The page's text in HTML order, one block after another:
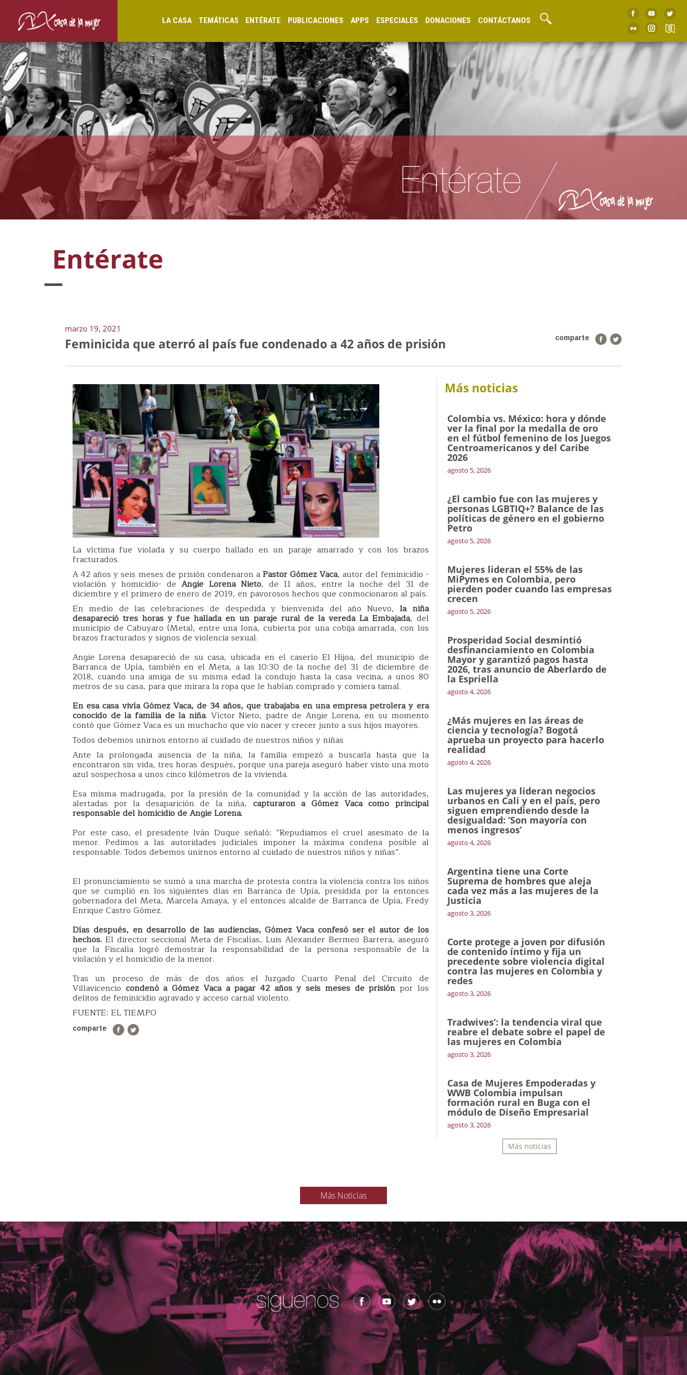
LA CASA TEMÁTICAS ENTÉRATE PUBLICACIONES APPS ESPECIALES DONACIONES CONTÁCTANOS
Entérate
marzo 19, 2021
comparte
Feminicida que aterró al país fue condenado a 42 años de prisión
La víctima fue violada y su cuerpo hallado en un paraje amarrado y con los brazos
fracturados.
A 42 años y seis meses de prisión condenaron aPastor Gómez Vaca, autor del feminicidio -
violación y homicidio- deAngie Lorena Nieto, de 11 años, entre la noche del 31 de
diciembre y el primero de enero de 2019, en pavorosos hechos que conmocionaron al país.
En medio de las celebraciones de despedida y bienvenida del año Nuevo,la niña
desapareció tres horas y fue hallada en un paraje rural de la vereda La Embajada, del
municipio de Cabuyaro (Meta), entre una lona, cubierta por una cobija amarrada, con los
brazos fracturados y signos de violencia sexual.
Angie Lorena desapareció de su casa, ubicada en el caserío El Hijoa, del municipio de
Barranca de Upía, también en el Meta, a las 10:30 de la noche del 31 de diciembre de
2018, cuando una amiga de su misma edad la condujo hasta la casa vecina, a unos 80
metros de su casa, para que mirara la ropa que le habían comprado y comiera tamal.
En esa casa vivía Gómez Vaca, de 34 años, que trabajaba en una empresa petrolera y era
conocido de la familia de la niña. Víctor Nieto, padre de Angie Lorena, en su momento
contó que Gómez Vaca es un muchacho que vio nacer y crecer junto a sus hijos mayores.
Todos debemos unirnos entorno al cuidado de nuestros niños y niñas
Ante la prolongada ausencia de la niña, la familia empezó a buscarla hasta que la
encontraron sin vida, tres horas después, porque una pareja aseguró haber visto una moto
azul sospechosa a unos cinco kilómetros de la vivienda.
Esa misma madrugada, por la presión de la comunidad y la acción de las autoridades,
alertadas por la desaparición de la niña, capturaron a Gómez Vaca como principal
responsable del homicidio de Angie Lorena.
Por este caso, el presidente Iván Duque señaló: “Repudiamos el cruel asesinato de la
menor. Pedimos a las autoridades judiciales imponer la máxima condena posible al
responsable. Todos debemos unirnos entorno al cuidado de nuestros niños y niñas”.
El pronunciamiento se sumó a una marcha de protesta contra la violencia contra los niños
que se cumplió en los siguientes días en Barranca de Upía, presidida por la entonces
gobernadora del Meta, Marcela Amaya, y el entonces alcalde de Barranca de Upía, Fredy
Enrique Castro Gómez.
Días después, en desarrollo de las audiencias, Gómez Vaca confesó ser el autor de los
hechos. El director seccional Meta de Fiscalías, Luis Alexander Bermeo Barrera, aseguró
que la Fiscalía logró demostrar la responsabilidad de la persona responsable de la
violación y el homicidio de la menor.
Tras un proceso de más de dos años el Juzgado Cuarto Penal del Circuito de
Villavicencio condenó a Gómez Vaca a pagar 42 años y seis meses de prisión por los
delitos de feminicidio agravado y acceso carnal violento.
FUENTE: EL TIEMPO
comparte
Más noticias
Colombia vs. México: hora y dónde
ver la final por la medalla de oro
en el fútbol femenino de los Juegos
Centroamericanos y del Caribe
2026
agosto 5, 2026
¿El cambio fue con las mujeres y
personas LGBTIQ+? Balance de las
políticas de género en el gobierno
Petro
agosto 5, 2026
Mujeres lideran el 55% de las
MiPymes en Colombia, pero
pierden poder cuando las empresas
crecen
agosto 5, 2026
Prosperidad Social desmintió
desfinanciamiento en Colombia
Mayor y garantizó pagos hasta
2026, tras anuncio de Aberlardo de
la Espriella
agosto 4, 2026
¿Más mujeres en las áreas de
ciencia y tecnología? Bogotá
aprueba un proyecto para hacerlo
realidad
agosto 4, 2026
Las mujeres ya lideran negocios
urbanos en Cali y en el país, pero
siguen emprendiendo desde la
desigualdad: ‘Son mayoría con
menos ingresos’
agosto 4, 2026
Argentina tiene una Corte
Suprema de hombres que aleja
cada vez más a las mujeres de la
Justicia
agosto 3, 2026
Corte protege a joven por difusión
de contenido íntimo y fija un
precedente sobre violencia digital
contra las mujeres en Colombia y
redes
agosto 3, 2026
Tradwives’: la tendencia viral que
reabre el debate sobre el papel de
las mujeres en Colombia
agosto 3, 2026
Casa de Mujeres Empoderadas y
WWB Colombia impulsan
formación rural en Buga con el
módulo de Diseño Empresarial
agosto 3, 2026
Más noticias
Más Noticias